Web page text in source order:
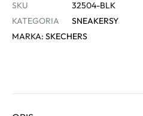
SKU
32504-BLK
KATEGORIA
SNEAKERSY
MARKA: SKECHERS